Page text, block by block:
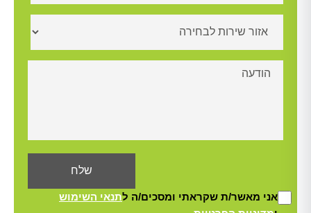
אני מאשר/ת שקראתי ומסכים/ה לתנאי השימוש